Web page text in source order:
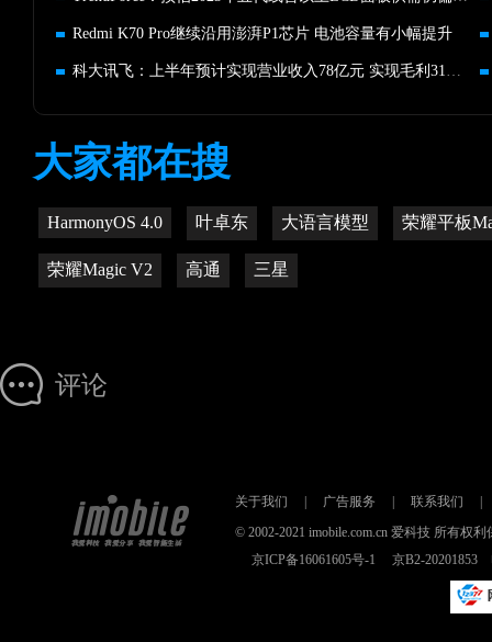
Redmi K70 Pro继续沿用澎湃P1芯片 电池容量有小幅提升
科大讯飞：上半年预计实现营业收入78亿元 实现毛利31亿元
大家都在搜
HarmonyOS 4.0 叶卓东 大语言模型 荣耀平板
荣耀Magic V2 高通 三星
评论
关于我们 广告服务 联系我们
© 2002-2021 imobile.com.cn 爱科技 所有权
京ICP备16061605号-1
京B2-20201853